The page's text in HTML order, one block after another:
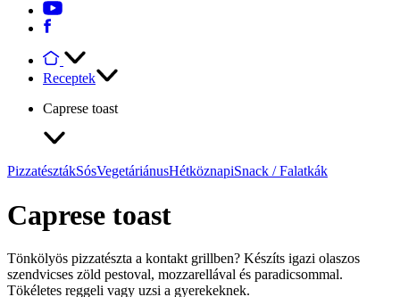
Receptek
Caprese toast
PizzatésztákSósVegetáriánusHétköznapiSnack / Falatkák
Caprese toast
Tönkölyös pizzatészta a kontakt grillben? Készíts igazi olaszos
szendvicses zöld pestoval, mozzarellával és paradicsommal.
Tökéletes reggeli vagy uzsi a gyerekeknek.